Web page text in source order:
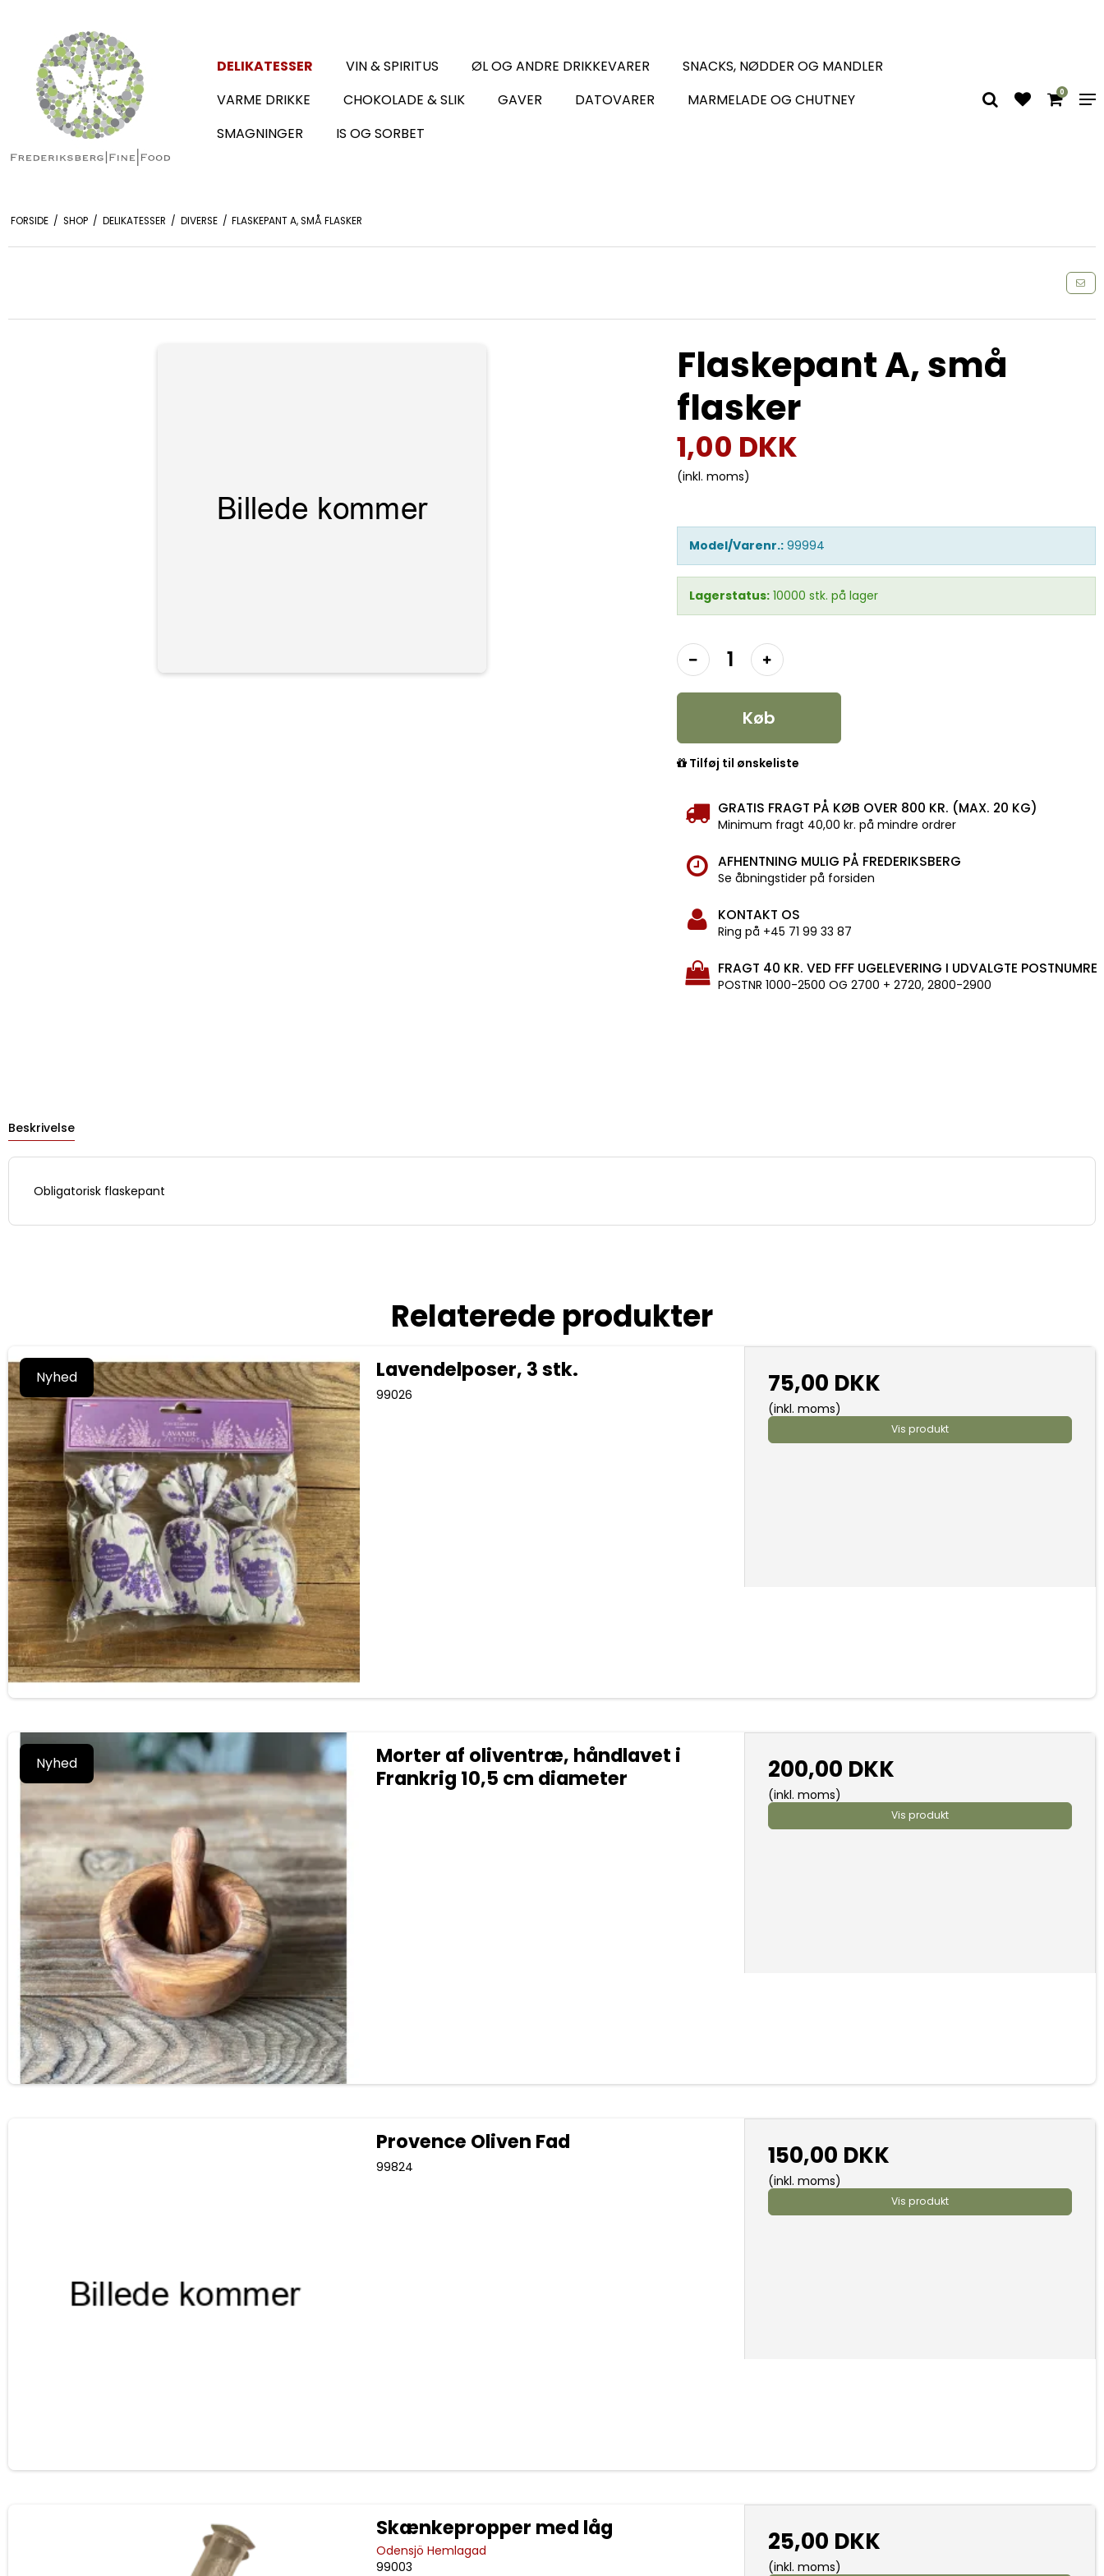
DELIKATESSER VIN & SPIRITUS ØL OG ANDRE DRIKKEVARER
SNACKS, NØDDER OG MANDLER
VARME DRIKKE
CHOKOLADE & SLIK GAVER DATOVARER
MARMELADE OG CHUTNEY
SMAGNINGER
IS OG SORBET
0
FORSIDE / SHOP / DELIKATESSER / DIVERSE / FLASKEPANT A, SMÅ FLASKER
Flaskepant A, små
flasker
1,00 DKK
(inkl. moms)
Model/Varenr.: 99994
Lagerstatus: 10000 stk. på lager
Køb
Tilføj til ønskeliste
GRATIS FRAGT PÅ KØB OVER 800 KR. (MAX. 20 KG)
Minimum fragt 40,00 kr. på mindre ordrer
AFHENTNING MULIG PÅ FREDERIKSBERG
Se åbningstider på forsiden
KONTAKT OS
Ring på +45 71 99 33 87
FRAGT 40 KR. VED FFF UGELEVERING I UDVALGTE POSTNUMRE
POSTNR 1000-2500 OG 2700 + 2720, 2800-2900
Beskrivelse
Obligatorisk flaskepant
Relaterede produkter
Nyhed Lavendelposer, 3 stk.
99026 75,00 DKK
(inkl. moms)
Vis produkt
Nyhed
Morter af oliventræ, håndlavet i
Frankrig 10,5 cm diameter
200,00 DKK
(inkl. moms)
Vis produkt
Provence Oliven Fad
99824 150,00 DKK
(inkl. moms)
Vis produkt
Skænkepropper med låg
Odensjö Hemlagad
99003
25,00 DKK
(inkl. moms)